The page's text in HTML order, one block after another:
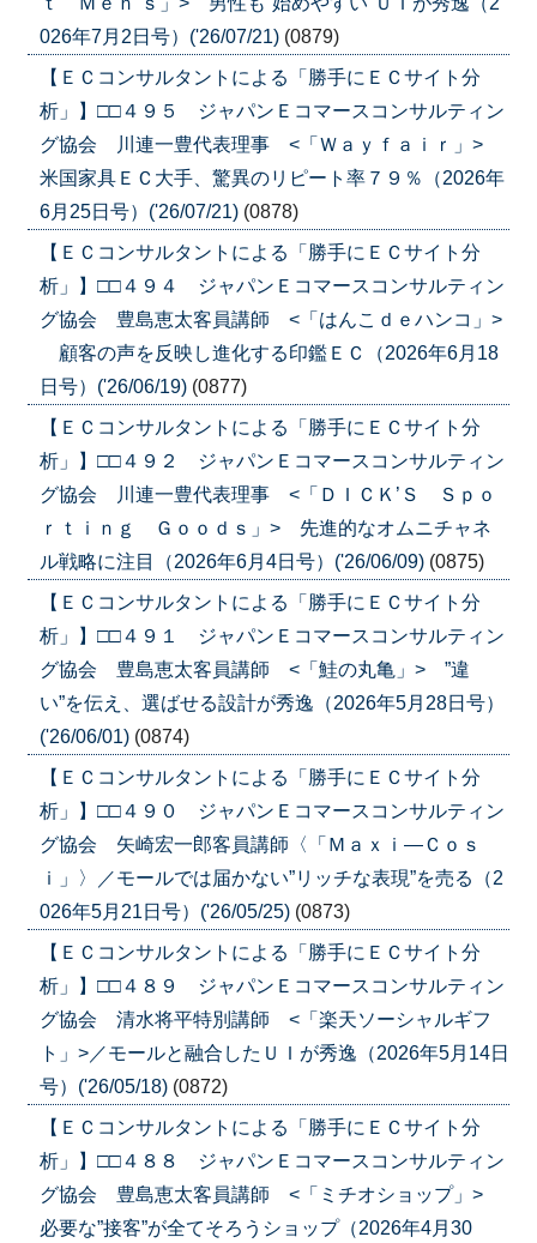
026年7月2日号）('26/07/21) (0879)
【ＥＣコンサルタントによる「勝手にＥＣサイト分
析」】□□４９５ ジャパンＥコマースコンサルティン
グ協会 川連一豊代表理事 <「Ｗａｙｆａｉｒ」>
米国家具ＥＣ大手、驚異のリピート率７９％（2026年
6月25日号）('26/07/21) (0878)
【ＥＣコンサルタントによる「勝手にＥＣサイト分
析」】□□４９４ ジャパンＥコマースコンサルティン
グ協会 豊島恵太客員講師 <「はんこｄｅハンコ」>
顧客の声を反映し進化する印鑑ＥＣ（2026年6月18
日号）('26/06/19) (0877)
【ＥＣコンサルタントによる「勝手にＥＣサイト分
析」】□□４９２ ジャパンＥコマースコンサルティン
グ協会 川連一豊代表理事 <「ＤＩＣＫ’Ｓ Ｓｐｏ
ｒｔｉｎｇ Ｇｏｏｄｓ」> 先進的なオムニチャネ
ル戦略に注目（2026年6月4日号）('26/06/09) (0875)
【ＥＣコンサルタントによる「勝手にＥＣサイト分
析」】□□４９１ ジャパンＥコマースコンサルティン
グ協会 豊島恵太客員講師 <「鮭の丸亀」> ”違
い”を伝え、選ばせる設計が秀逸（2026年5月28日号）
('26/06/01) (0874)
【ＥＣコンサルタントによる「勝手にＥＣサイト分
析」】□□４９０ ジャパンＥコマースコンサルティン
グ協会 矢崎宏一郎客員講師〈「Ｍａｘｉ―Ｃｏｓ
ｉ」〉／モールでは届かない”リッチな表現”を売る（2
026年5月21日号）('26/05/25) (0873)
【ＥＣコンサルタントによる「勝手にＥＣサイト分
析」】□□４８９ ジャパンＥコマースコンサルティン
グ協会 清水将平特別講師 <「楽天ソーシャルギフ
ト」>／モールと融合したＵＩが秀逸（2026年5月14日
号）('26/05/18) (0872)
【ＥＣコンサルタントによる「勝手にＥＣサイト分
析」】□□４８８ ジャパンＥコマースコンサルティン
グ協会 豊島恵太客員講師 <「ミチオショップ」>
必要な”接客”が全てそろうショップ（2026年4月30